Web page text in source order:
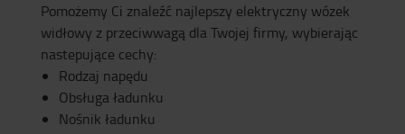
Pomożemy Ci znaleźć najlepszy elektryczny wózek
widłowy z przeciwwagą dla Twojej firmy, wybierając
nastepujące cechy:
Rodzaj napędu
Obsługa ładunku
Nośnik ładunku